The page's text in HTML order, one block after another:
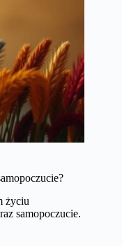
życiu
samopoczucie.